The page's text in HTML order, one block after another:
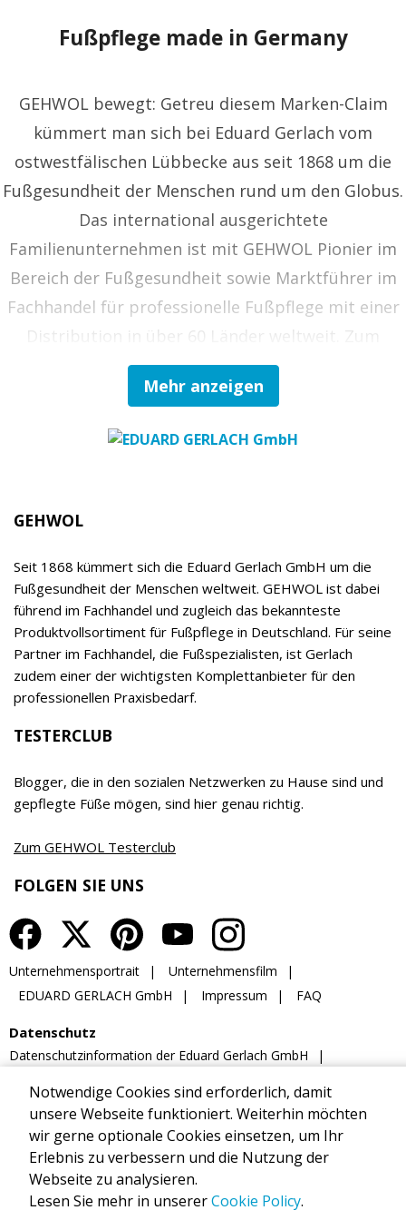
Notwendige Cookies sind erforderlich, damit
unsere Webseite funktioniert. Weiterhin möchten
wir gerne optionale Cookies einsetzen, um Ihr
Erlebnis zu verbessern und die Nutzung der
Webseite zu analysieren.
Lesen Sie mehr in unsererCookie Policy.
Fußpflege made in Germany
Mehr anzeigen
GEHWOL bewegt: Getreu diesem Marken-Claim
kümmert man sich bei Eduard Gerlach vom
ostwestfälischen Lübbecke aus seit 1868 um die
Fußgesundheit der Menschen rund um den Globus.
Das international ausgerichtete
Familienunternehmen ist mit GEHWOL Pionier im
Bereich der Fußgesundheit sowie Marktführer im
Fachhandel für professionelle Fußpflege mit einer
Distribution in über 60 Länder weltweit. Zum
Vollsortiment gehören Kosmetika,
Medizinprodukte und Arzneimittel zur Fußpflege
im kosmetischen und podologischen Fachhandel
sowie in Apotheken, aber auch Instrumente,
von Fußpflege- und Podologie-Praxen sowie
der Spezialisierung auf den Fuß, der hohen, auf
eigener Forschung und Entwicklung basierenden
Qualität und dem klaren Vorrang der Wirksamkeit
vor allen anderen Produkteigenschaften ein
relevanter Begeisterungstreiber sowohl für
Empfehler als auch Verbraucher. Das Unternehmen
wird inzwischen bereits in 7. Generation von Timor
Gerlach-von Waldthausen geführt.
EDUARD GERLACH GmbH